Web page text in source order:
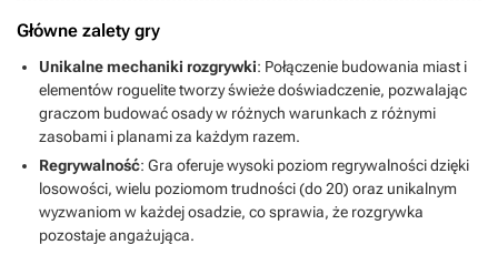
mierzyć nasi podopieczni, ale te odblokowujemy we własnym tempie
i nigdy nic nie dzieje się ot tak, w losowym momencie.To oczywiście
nie oznacza, że gra nie potrafi być trudna, ale i na poziom trudności
można łatwo coś zaradzić. Jasne, z biegiem czasu pojawia się
coraz wyraźniejsza presja, by narzucać sobie coraz trudniejsze
wyzwania, ale rezolutny gracz, który wie, na jakim rodzaju zabawy
mu zależy, zawsze może tu wszystko dopasować pod siebie. Ja nie
wstydzę się przyznać, że po tych pięćdziesięciu godzinach dalej
frajdę sprawia mi granie na pierwszym, góra drugim poziomie
trudności, a resztę już wiem, że sobie opuszczę, bo przychodzę do
tej gry po relaks, nie stres. Jasne, raczej nigdy nie odblokuję w ten
Wiekowa gra, graficznie lepiej przedstawia pracę robotników i
budowanie, niż AS.Muzyka. Elektroniczne, spokojne brzmienia. Ale
to bardzo, bardzo proste plumkanie. Dość szybko zaczęła mnie
irytować. Historia, fabuła. Trudno tu mówić o fabule czy historii. Są
tu te elementy, ale jest to przyczynkowe.Podsumowując, AS to na
dłuższą metę nudna gra, która ma słabą, monotonną pętlę
rozgrywki.Grałem ponad 20 godzin, tylko w podstawową wersję gry.
Główne zalety gry
Unikalne mechaniki rozgrywki: Połączenie budowania miast i
elementów roguelite tworzy świeże doświadczenie, pozwalając
graczom budować osady w różnych warunkach z różnymi
zasobami i planami za każdym razem.
Regrywalność: Gra oferuje wysoki poziom regrywalności dzięki
losowości, wielu poziomom trudności (do 20) oraz unikalnym
wyzwaniom w każdej osadzie, co sprawia, że rozgrywka
pozostaje angażująca.